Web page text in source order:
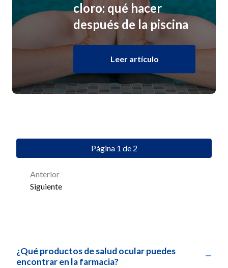
cloro: qué hacer
después de la piscina
Leer artículo
Página 1 de 2
Anterior
Siguiente
¿Qué productos de salud ocular puedes
encontrar en la farmacia?
−